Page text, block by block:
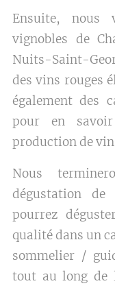
Ensuite, nous
vignobles de
Nuits-Saint-
des vins rouges
également des
pour en
production de
Nous
dégustation
pourrez
qualité dans un
sommelier /
tout au long de